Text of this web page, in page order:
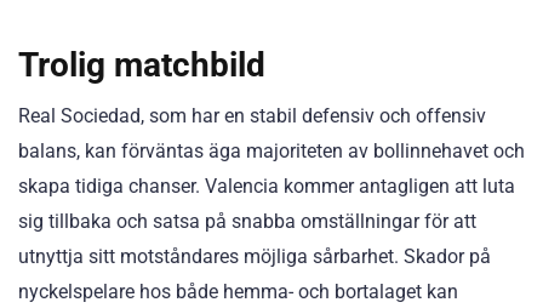
Trolig matchbild
Real Sociedad, som har en stabil defensiv och offensiv
balans, kan förväntas äga majoriteten av bollinnehavet och
skapa tidiga chanser. Valencia kommer antagligen att luta
sig tillbaka och satsa på snabba omställningar för att
utnyttja sitt motståndares möjliga sårbarhet. Skador på
nyckelspelare hos både hemma- och bortalaget kan